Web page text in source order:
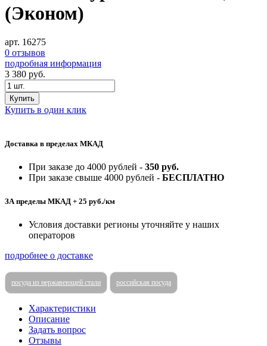
(Эконом)
арт. 16275
0 отзывов
подробная информация
3 380 руб.
Купить
Купить в один клик
Доставка в пределах МКАД
При заказе до 4000 рублей - 350 руб.
При заказе свыше 4000 рублей - БЕСПЛАТНО
ЗА пределы МКАД + 25 руб./км
Условия доставки регионы уточняйте у наших
операторов
подробнее о доставке
посуда из нержавеющей стали российская посуда
Характеристики
Описание
Задать вопрос
Отзывы